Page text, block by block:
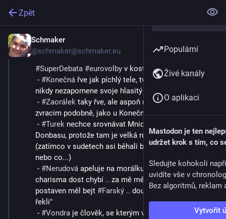
Zpět
Schmaker
@schmaker@schmaker.eu
#SuperDebata #eurovolby v kostce:
- #Konečná řve jak píchlý tele, tváří se jak koště a
nikdy nezapomene svoje hlasitý "ježišikriste"
- #Zaorálek taky řve, ale aspoň něco říká - byť z toho
zvracim podobně, jako u Konečný
- #Turek nechce srovnávat Mnichov se situací na
Donbasu, protože tam je velká ruská menšina
(zatímco v sudetech asi běhali benzínový jednorožci
nebo co...)
- #Nerudová apeluje na morálku, ale rétorika a
charisma dost chybí .. za mě měla jít na střídačku a
postaven měl bejt #Farský .. doufám, že "už mu to
řekli"
- #Vondra je člověk, se kterým ve spoustě otázek
Populární
Živé kanály
O aplikaci
Mastodon je ten
udržet krok s tím, co
Sledujte kohokoli
uvidíte vše v
Bez algoritmů, reklam
Vytvořit